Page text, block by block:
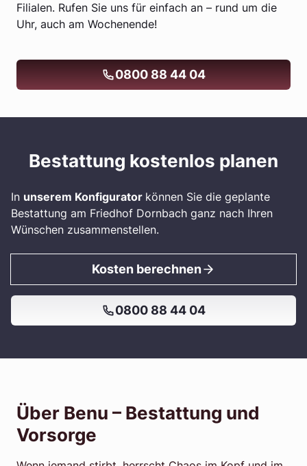
Filialen. Rufen Sie uns für einfach an – rund um die
Uhr, auch am Wochenende!
0800 88 44 04
Bestattung kostenlos planen
In unserem Konfigurator können Sie die geplante
Bestattung am Friedhof Dornbach ganz nach Ihren
Wünschen zusammenstellen.
Kosten berechnen
0800 88 44 04
Über Benu – Bestattung und
Vorsorge